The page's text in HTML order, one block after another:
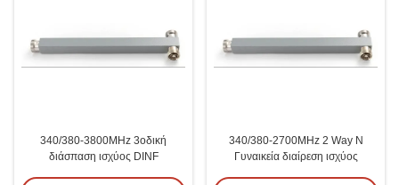
340/380-3800MHz 3οδική
διάσπαση ισχύος DINF
340/380-2700MHz 2 Way N
Γυναικεία διαίρεση ισχύος